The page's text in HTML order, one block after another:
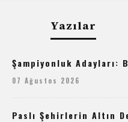
Yazılar
Şampiyonluk Adayları:
07 Ağustos 2026
Paslı Şehirlerin Altın